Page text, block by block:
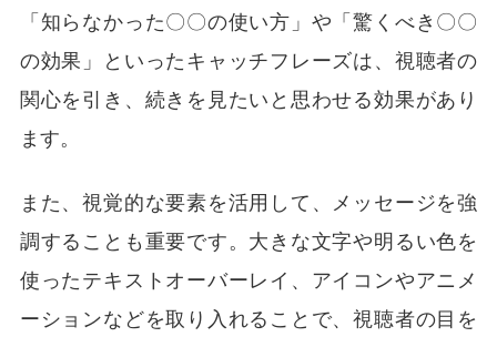
「知らなかった〇〇の使い方」や「驚くべき〇〇
の効果」といったキャッチフレーズは、視聴者の
関心を引き、続きを見たいと思わせる効果があり
ます。
また、視覚的な要素を活用して、メッセージを強
調することも重要です。大きな文字や明るい色を
使ったテキストオーバーレイ、アイコンやアニメ
ーションなどを取り入れることで、視聴者の目を